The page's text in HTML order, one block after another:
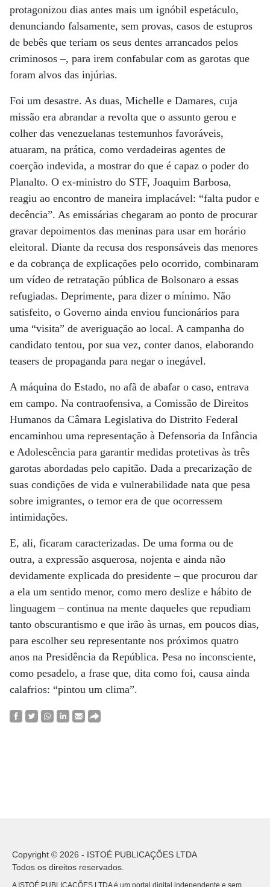
protagonizou dias antes mais um ignóbil espetáculo,
denunciando falsamente, sem provas, casos de estupros
de bebês que teriam os seus dentes arrancados pelos
criminosos –, para irem confabular com as garotas que
foram alvos das injúrias.
Foi um desastre. As duas, Michelle e Damares, cuja
missão era abrandar a revolta que o assunto gerou e
colher das venezuelanas testemunhos favoráveis,
atuaram, na prática, como verdadeiras agentes de
coerção indevida, a mostrar do que é capaz o poder do
Planalto. O ex-ministro do STF, Joaquim Barbosa,
reagiu ao encontro de maneira implacável: “falta pudor e
decência”. As emissárias chegaram ao ponto de procurar
gravar depoimentos das meninas para usar em horário
eleitoral. Diante da recusa dos responsáveis das menores
e da cobrança de explicações pelo ocorrido, combinaram
um vídeo de retratação pública de Bolsonaro a essas
refugiadas. Deprimente, para dizer o mínimo. Não
satisfeito, o Governo ainda enviou funcionários para
uma “visita” de averiguação ao local. A campanha do
candidato tentou, por sua vez, conter danos, elaborando
teasers de propaganda para negar o inegável.
A máquina do Estado, no afã de abafar o caso, entrava
em campo. Na contraofensiva, a Comissão de Direitos
Humanos da Câmara Legislativa do Distrito Federal
encaminhou uma representação à Defensoria da Infância
e Adolescência para garantir medidas protetivas às três
garotas abordadas pelo capitão. Dada a precarização de
suas condições de vida e vulnerabilidade nata que pesa
sobre imigrantes, o temor era de que ocorressem
intimidações.
E, ali, ficaram caracterizadas. De uma forma ou de
outra, a expressão asquerosa, nojenta e ainda não
devidamente explicada do presidente – que procurou dar
a ela um sentido menor, como mero deslize e hábito de
linguagem – continua na mente daqueles que repudiam
tanto obscurantismo e que irão às urnas, em poucos dias,
para escolher seu representante nos próximos quatro
anos na Presidência da República. Pesa no inconsciente,
como pesadelo, a frase que, dita como foi, causa ainda
calafrios: “pintou um clima”.
Copyright © 2026 - ISTOÉ PUBLICAÇÕES LTDA
Todos os direitos reservados.
A ISTOÉ PUBLICAÇÕES LTDA é um portal digital independente e sem